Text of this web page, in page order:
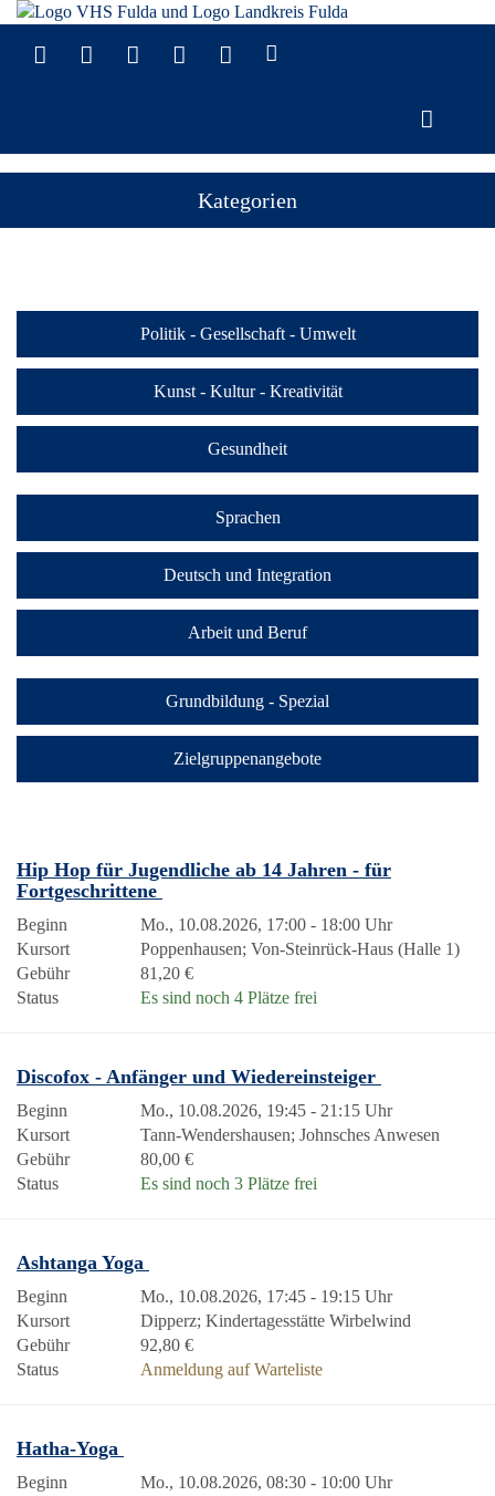
Kategorien
Politik - Gesellschaft - Umwelt
Kunst - Kultur - Kreativität
Gesundheit
Sprachen
Deutsch und Integration
Arbeit und Beruf
Grundbildung - Spezial
Zielgruppenangebote
Hip Hop für Jugendliche ab 14 Jahren - für
Fortgeschrittene
Beginn
Mo., 10.08.2026, 17:00 - 18:00 Uhr
Kursort
Poppenhausen; Von-Steinrück-Haus (Halle 1)
Gebühr
81,20 €
Status
Es sind noch 4 Plätze frei
Discofox - Anfänger und Wiedereinsteiger
Beginn
Mo., 10.08.2026, 19:45 - 21:15 Uhr
Kursort
Tann-Wendershausen; Johnsches Anwesen
Gebühr
80,00 €
Status
Es sind noch 3 Plätze frei
Ashtanga Yoga
Beginn
Mo., 10.08.2026, 17:45 - 19:15 Uhr
Kursort
Dipperz; Kindertagesstätte Wirbelwind
Gebühr
92,80 €
Status
Anmeldung auf Warteliste
Hatha-Yoga
Beginn
Mo., 10.08.2026, 08:30 - 10:00 Uhr